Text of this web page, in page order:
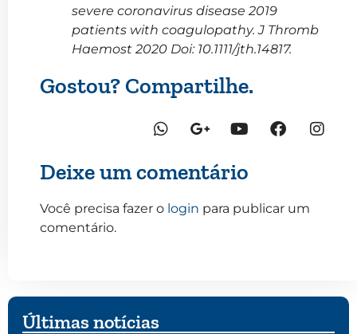
severe coronavirus disease 2019
patients with coagulopathy. J Thromb
Haemost 2020 Doi: 10.1111/jth.14817.
Gostou? Compartilhe.
Deixe um comentário
Você precisa fazer o login para publicar um
comentário.
Últimas notícias